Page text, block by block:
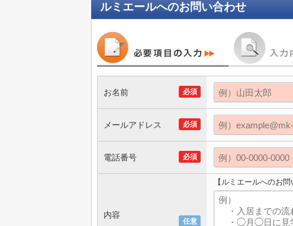
ルミエールへのお問い合わせ
必須
お名前
必須
メールアドレス
必須
電話番号
任意
内容
【ルミエールへのお問